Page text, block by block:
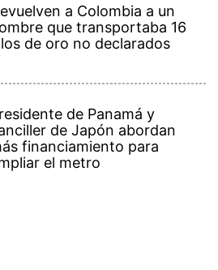
a Colombia a un
que transportaba 16
de oro no declarados
de Panamá y
de Japón abordan
financiamiento para
el metro